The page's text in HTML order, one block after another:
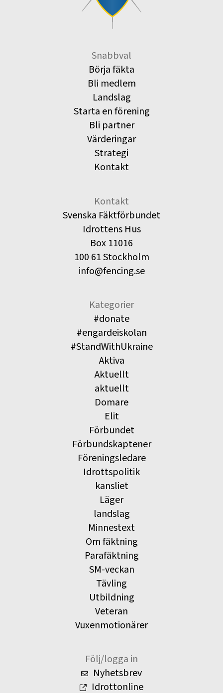
Snabbval
Börja fäkta
Bli medlem
Landslag
Starta en förening
Bli partner
Värderingar
Strategi
Kontakt
Kontakt
Svenska Fäktförbundet
Idrottens Hus
Box 11016
100 61 Stockholm
info@fencing.se
Kategorier
#donate
#engardeiskolan
#StandWithUkraine
Aktiva
Aktuellt
aktuellt
Domare
Elit
Förbundet
Förbundskaptener
Föreningsledare
Idrottspolitik
kansliet
Läger
landslag
Minnestext
Om fäktning
Parafäktning
SM-veckan
Tävling
Utbildning
Veteran
Vuxenmotionärer
Följ/logga in
Nyhetsbrev
Idrottonline